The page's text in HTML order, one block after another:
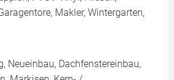
Makler, Wintergarten,
Neueinbau, Dachfenstereinbau,